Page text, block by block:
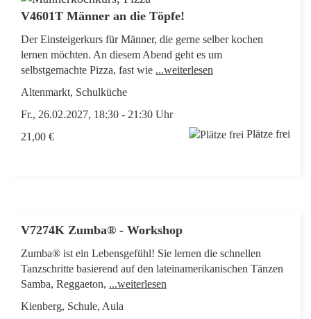
V4601T Männer an die Töpfe!
Der Einsteigerkurs für Männer, die gerne selber kochen
lernen möchten. An diesem Abend geht es um
selbstgemachte Pizza, fast wie ...weiterlesen
Altenmarkt, Schulküche
Fr., 26.02.2027, 18:30 - 21:30 Uhr
21,00 €
Plätze frei
V7274K Zumba® - Workshop
Zumba® ist ein Lebensgefühl! Sie lernen die schnellen
Tanzschritte basierend auf den lateinamerikanischen Tänzen
Samba, Reggaeton, ...weiterlesen
Kienberg, Schule, Aula